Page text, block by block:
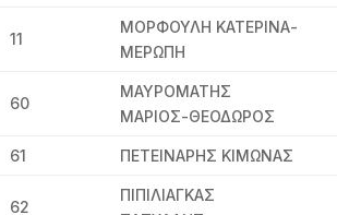
11
ΜΟΡΦΟΥΛΗ ΚΑΤΕΡΙΝΑ-
ΜΕΡΩΠΗ
60
ΜΑΥΡΟΜΑΤΗΣ
ΜΑΡΙΟΣ-ΘΕΟΔΩΡΟΣ
61 ΠΕΤΕΙΝΑΡΗΣ ΚΙΜΩΝΑΣ
62
ΠΙΠΙΛΙΑΓΚΑΣ